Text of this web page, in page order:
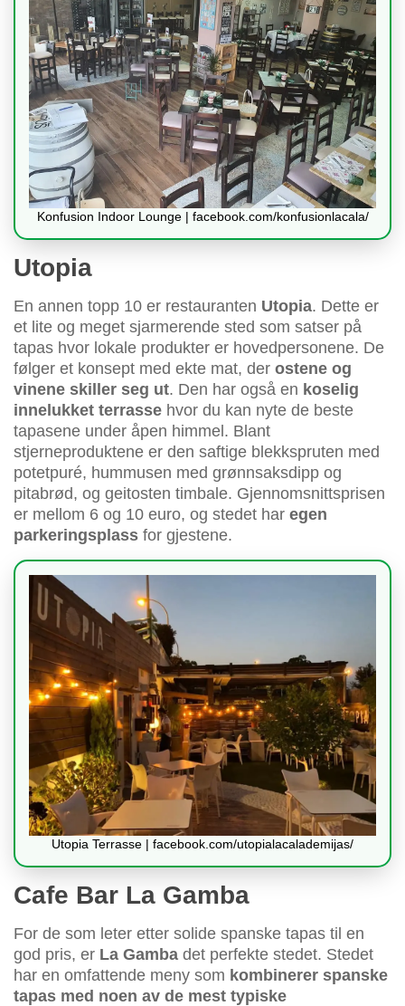
Konfusion Indoor Lounge | facebook.com/konfusionlacala/
Utopia
En annen topp 10 er restauranten Utopia. Dette er
et lite og meget sjarmerende sted som satser på
tapas hvor lokale produkter er hovedpersonene. De
følger et konsept med ekte mat, der ostene og
vinene skiller seg ut. Den har også en koselig
innelukket terrasse hvor du kan nyte de beste
tapasene under åpen himmel. Blant
stjerneproduktene er den saftige blekkspruten med
potetpuré, hummusen med grønnsaksdipp og
pitabrød, og geitosten timbale. Gjennomsnittsprisen
er mellom 6 og 10 euro, og stedet har egen
parkeringsplass for gjestene.
Utopia Terrasse | facebook.com/utopialacalademijas/
Cafe Bar La Gamba
For de som leter etter solide spanske tapas til en
god pris, er La Gamba det perfekte stedet. Stedet
har en omfattende meny som kombinerer spanske
tapas med noen av de mest typiske